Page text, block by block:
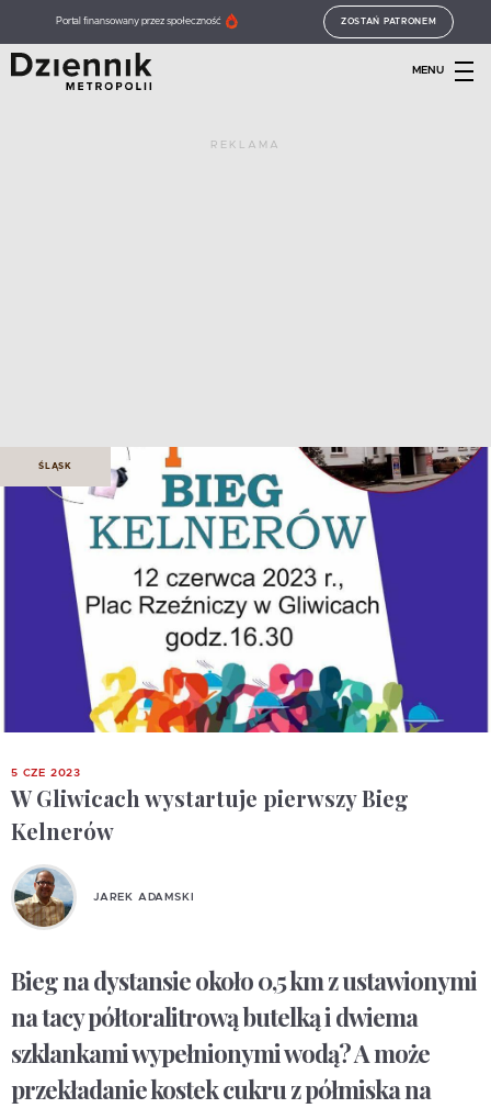
Portal finansowany przez społeczność ZOSTAŃ PATRONEM
MENU
REKLAMA
ŚLĄSK
5 CZE 2023
W Gliwicach wystartuje pierwszy Bieg
Kelnerów
JAREK ADAMSKI
Bieg na dystansie około 0,5 km z ustawionymi
na tacy półtoralitrową butelką i dwiema
szklankami wypełnionymi wodą? A może
przekładanie kostek cukru z półmiska na